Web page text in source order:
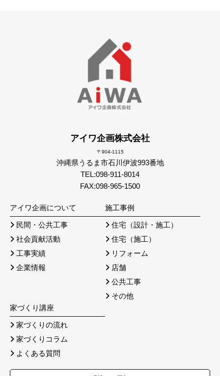
アイワ企画株式会社
〒904-1115
沖縄県うるま市石川伊波993番地
TEL:098-911-8014
FAX:098-965-1500
アイワ企画について
民間・公共工事
社会貢献活動
工事実績
企業情報
施工事例
住宅（設計・施工）
住宅（施工）
リフォーム
店舗
公共工事
その他
家づくり講座
家づくりの流れ
家づくりコラム
よくある質問